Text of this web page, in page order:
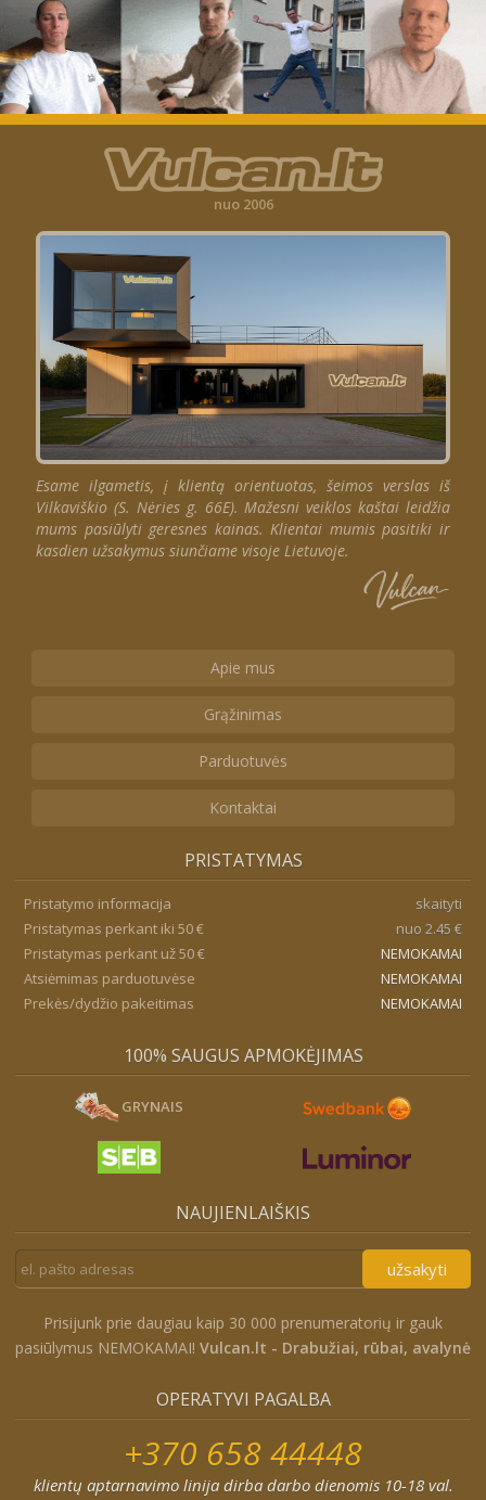
nuo 2006
Esame ilgametis, į klientą orientuotas, šeimos verslas iš
Vilkaviškio (S. Nėries g. 66E). Mažesni veiklos kaštai leidžia
mums pasiūlyti geresnes kainas. Klientai mumis pasitiki ir
kasdien užsakymus siunčiame visoje Lietuvoje.
Apie mus
Grąžinimas
Parduotuvės
Kontaktai
PRISTATYMAS
Pristatymo informacija
skaityti
Pristatymas perkant iki 50 €
nuo 2.45 €
Pristatymas perkant už 50 €
NEMOKAMAI
Atsiėmimas parduotuvėse
NEMOKAMAI
Prekės/dydžio pakeitimas
NEMOKAMAI
100% SAUGUS APMOKĖJIMAS
GRYNAIS
NAUJIENLAIŠKIS
užsakyti
Prisijunk prie daugiau kaip 30 000 prenumeratorių ir gauk
pasiūlymus NEMOKAMAI! Vulcan.lt - Drabužiai, rūbai, avalynė
OPERATYVI PAGALBA
+370 658 44448
klientų aptarnavimo linija dirba darbo dienomis 10-18 val.